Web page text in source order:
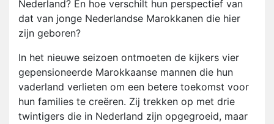
Nederland? En hoe verschilt hun perspectief van
dat van jonge Nederlandse Marokkanen die hier
zijn geboren?
In het nieuwe seizoen ontmoeten de kijkers vier
gepensioneerde Marokkaanse mannen die hun
vaderland verlieten om een betere toekomst voor
hun families te creëren. Zij trekken op met drie
twintigers die in Nederland zijn opgegroeid, maar